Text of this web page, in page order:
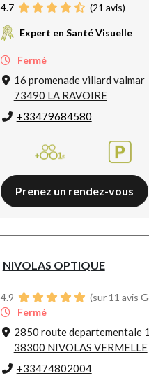
4.7 (21 avis)
Expert en Santé Visuelle
Fermé
16 promenade villard valmar
73490 LA RAVOIRE
+33479684580
Prenez un rendez-vous
NIVOLAS OPTIQUE
4.9
(sur 11 avis
Fermé
2850 route departementale
38300 NIVOLAS VERMELLE
+33474802004